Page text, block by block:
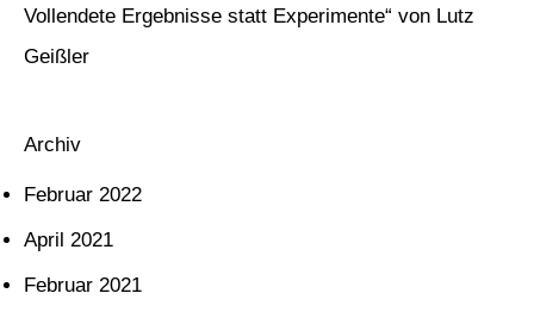
h
:
Vollendete Ergebnisse statt Experimente“ von Lutz
Geißler
Archiv
Februar 2022
April 2021
Februar 2021